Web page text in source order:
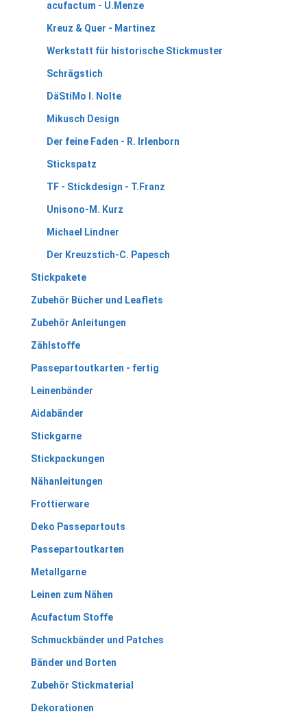
acufactum - U.Menze
Kreuz & Quer - Martinez
Werkstatt für historische Stickmuster
Schrägstich
DäStiMo I. Nolte
Mikusch Design
Der feine Faden - R. Irlenborn
Stickspatz
TF - Stickdesign - T.Franz
Unisono-M. Kurz
Michael Lindner
Der Kreuzstich-C. Papesch
Stickpakete
Zubehör Bücher und Leaflets
Zubehör Anleitungen
Zählstoffe
Passepartoutkarten - fertig
Leinenbänder
Aidabänder
Stickgarne
Stickpackungen
Nähanleitungen
Frottierware
Deko Passepartouts
Passepartoutkarten
Metallgarne
Leinen zum Nähen
Acufactum Stoffe
Schmuckbänder und Patches
Bänder und Borten
Zubehör Stickmaterial
Dekorationen